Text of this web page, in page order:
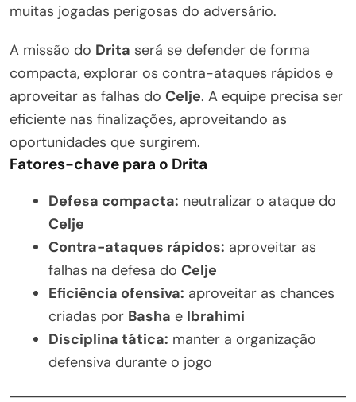
muitas jogadas perigosas do adversário.
A missão do Drita será se defender de forma
compacta, explorar os contra-ataques rápidos e
aproveitar as falhas do Celje. A equipe precisa ser
eficiente nas finalizações, aproveitando as
oportunidades que surgirem.
Fatores-chave para o Drita
Defesa compacta: neutralizar o ataque do
Celje
Contra-ataques rápidos: aproveitar as
falhas na defesa do Celje
Eficiência ofensiva: aproveitar as chances
criadas por Basha e Ibrahimi
Disciplina tática: manter a organização
defensiva durante o jogo